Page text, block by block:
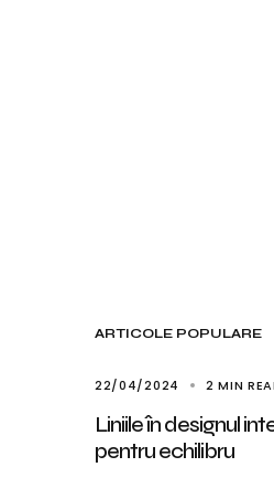
ARTICOLE POPULARE
22/04/2024 2 MIN
Liniile în designul
pentru echilibru